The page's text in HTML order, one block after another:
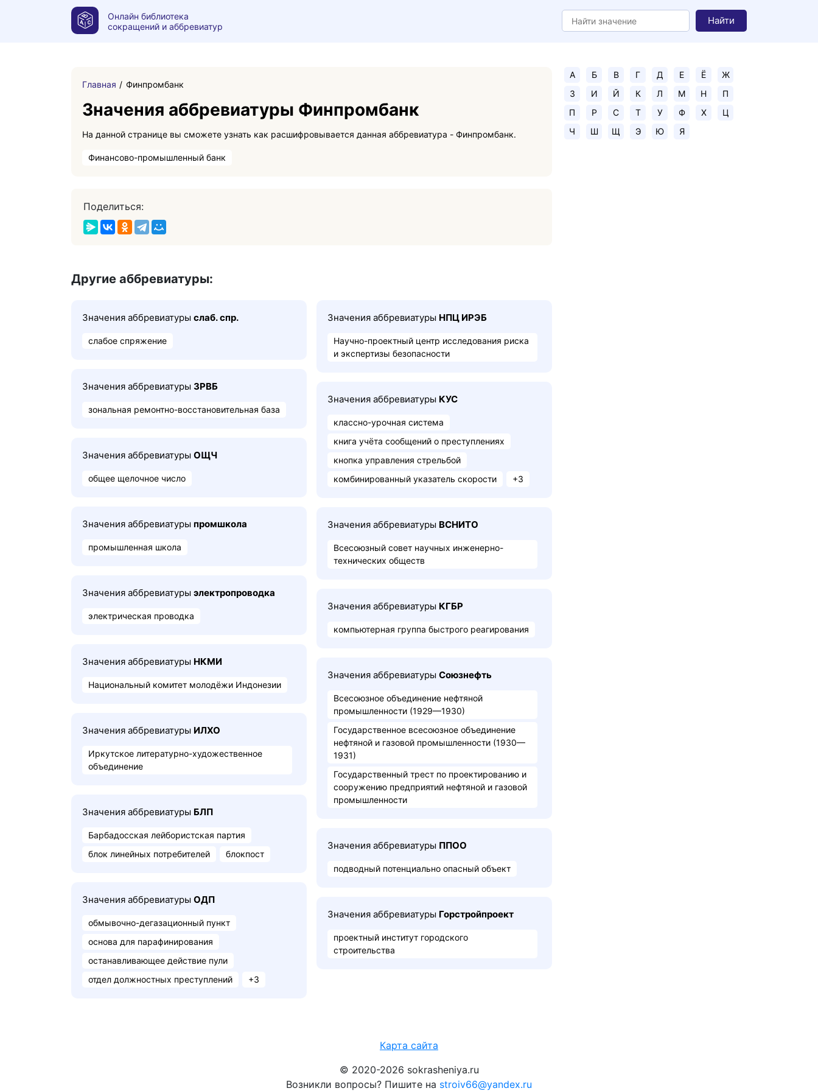
Онлайн библиотека
сокращений и аббревиатур
Найти
Главная Финпромбанк
Значения аббревиатуры Финпромбанк
На данной странице вы сможете узнать как расшифровывается данная аббревиатура - Финпромбанк.
Финансово-промышленный банк
Поделиться:
Другие аббревиатуры:
Значения аббревиатуры слаб. спр.
слабое спряжение
Значения аббревиатуры ЗРВБ
зональная ремонтно-восстановительная база
Значения аббревиатуры ОЩЧ
общее щелочное число
Значения аббревиатуры промшкола
промышленная школа
Значения аббревиатуры электропроводка
электрическая проводка
Значения аббревиатуры НКМИ
Национальный комитет молодёжи Индонезии
Значения аббревиатуры ИЛХО
Иркутское литературно-художественное
объединение
Значения аббревиатуры БЛП
Барбадосская лейбористская партия
блок линейных потребителей
блокпост
Значения аббревиатуры ОДП
обмывочно-дегазационный пункт
основа для парафинирования
останавливающее действие пули
отдел должностных преступлений
+3
Значения аббревиатуры НПЦ ИРЭБ
Научно-проектный центр исследования риска
и экспертизы безопасности
Значения аббревиатуры КУС
классно-урочная система
книга учёта сообщений о преступлениях
кнопка управления стрельбой
комбинированный указатель скорости
+3
Значения аббревиатуры ВСНИТО
Всесоюзный совет научных инженерно-
технических обществ
Значения аббревиатуры КГБР
компьютерная группа быстрого реагирования
Значения аббревиатуры Союзнефть
Всесоюзное объединение нефтяной
промышленности (1929—1930)
Государственное всесоюзное объединение
нефтяной и газовой промышленности (1930—
1931)
Государственный трест по проектированию и
сооружению предприятий нефтяной и газовой
промышленности
Значения аббревиатуры ППОО
подводный потенциально опасный объект
Значения аббревиатуры Горстройпроект
проектный институт городского
строительства
А Б В Г Д Е Ё
Ж
З
И Й К Л М Н
П
П
Р С Т У Ф Х
Ц
Ч
Ш Щ Э Ю Я
Карта сайта
© 2020-2026 sokrasheniya.ru
Возникли вопросы? Пишите на stroiv66@yandex.ru